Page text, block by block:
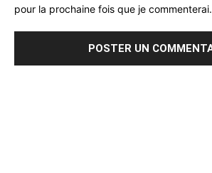
pour la prochaine fois que je commenterai.